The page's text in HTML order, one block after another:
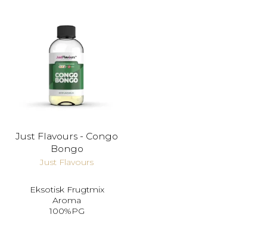
Just Flavours - Congo
Bongo
Just Flavours
Eksotisk Frugtmix
Aroma
100%PG